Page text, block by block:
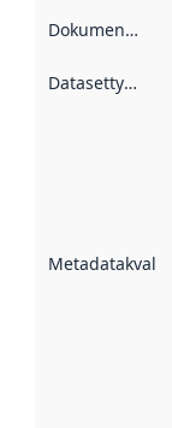
Dokumentasjon
Datasettype
Metadatakvalitet